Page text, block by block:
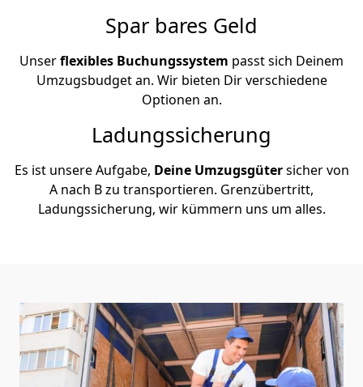
Spar bares Geld
Unserflexibles Buchungssystem passt sich Deinem
Umzugsbudget an. Wir bieten Dir verschiedene
Optionen an.
Ladungssicherung
Es ist unsere Aufgabe, Deine Umzugsgütersicher von
A nach B zu transportieren. Grenzübertritt,
Ladungssicherung, wir kümmern uns um alles.